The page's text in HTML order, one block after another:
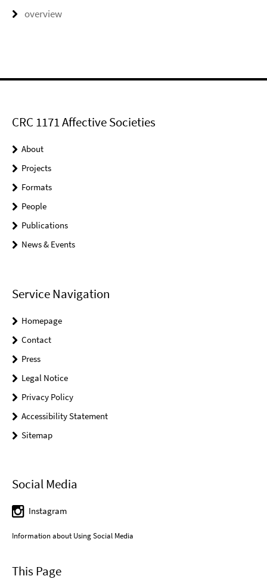
overview
CRC 1171 Affective Societies
About
Projects
Formats
People
Publications
News & Events
Service Navigation
Homepage
Contact
Press
Legal Notice
Privacy Policy
Accessibility Statement
Sitemap
Social Media
Instagram
Information about Using Social Media
This Page